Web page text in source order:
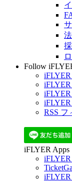
Follow
iFLYER
iFLYER
iFLYER
iFLYER
RSS フ
iFLYER Apps
iFLYER
iFLYER